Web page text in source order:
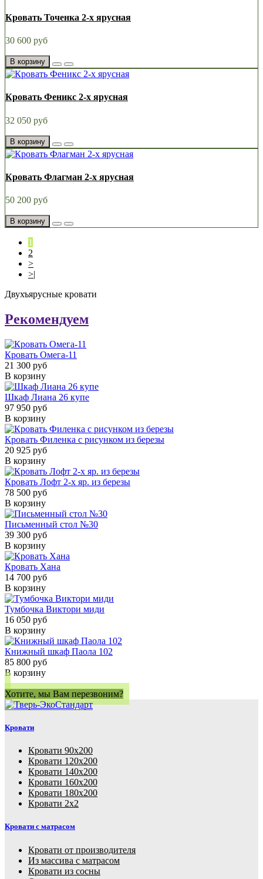
Кровать Точенка 2-х ярусная
30 600 руб
В корзину
Кровать Феникс 2-х ярусная
32 050 руб
В корзину
Кровать Флагман 2-х ярусная
50 200 руб
В корзину
1
2
>
>|
Двухъярусные кровати
Рекомендуем
Кровать Омега-11
21 300 руб
В корзину
Шкаф Лиана 26 купе
97 950 руб
В корзину
Кровать Филенка с рисунком из березы
20 925 руб
В корзину
Кровать Лофт 2-х яр. из березы
78 500 руб
В корзину
Письменный стол №30
39 300 руб
В корзину
Кровать Хана
14 700 руб
В корзину
Тумбочка Виктори миди
16 050 руб
В корзину
Книжный шкаф Паола 102
85 800 руб
В корзину
Хотите, мы Вам перезвоним?
Кровати
Кровати 90х200
Кровати 120х200
Кровати 140х200
Кровати 160х200
Кровати 180х200
Кровати 2х2
Кровати с матрасом
Кровати от производителя
Из массива с матрасом
Кровати из сосны